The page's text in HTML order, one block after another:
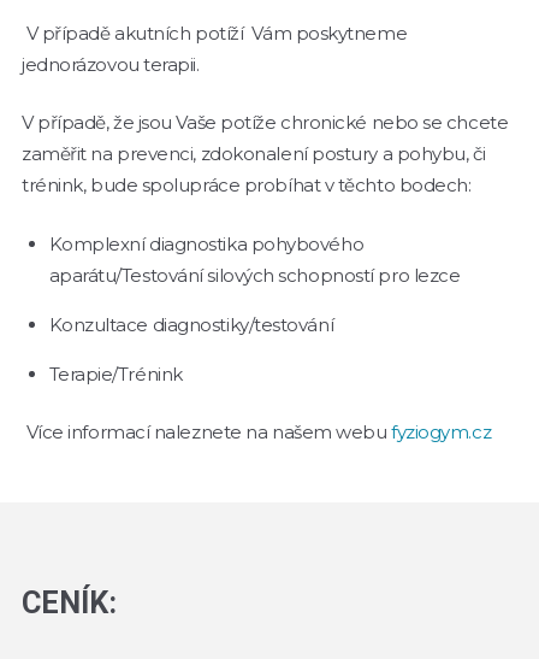
V případě akutních potíží Vám poskytneme
jednorázovou terapii.
V případě, že jsou Vaše potíže chronické nebo se chcete
zaměřit na prevenci, zdokonalení postury a pohybu, či
trénink, bude spolupráce probíhat v těchto bodech:
Komplexní diagnostika pohybového
aparátu/Testování silových schopností pro lezce
Konzultace diagnostiky/testování
Terapie/Trénink
Více informací naleznete na našem webu fyziogym.cz
CENÍK: